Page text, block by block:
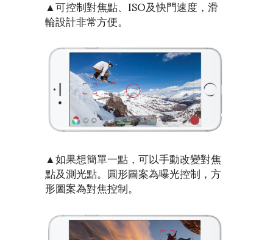
▲可控制對焦點、ISO及快門速度，滑
輪設計非常方便。
▲如果想簡單一點，可以手動改變對焦
點及測光點。圓形圖案為曝光控制，方
形圖案為對焦控制。